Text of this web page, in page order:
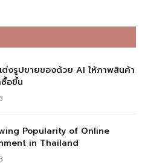
งรูปขายของด้วย AI ให้ภาพสินค้า
อขึ้น
Popularity of Online
in Thailand